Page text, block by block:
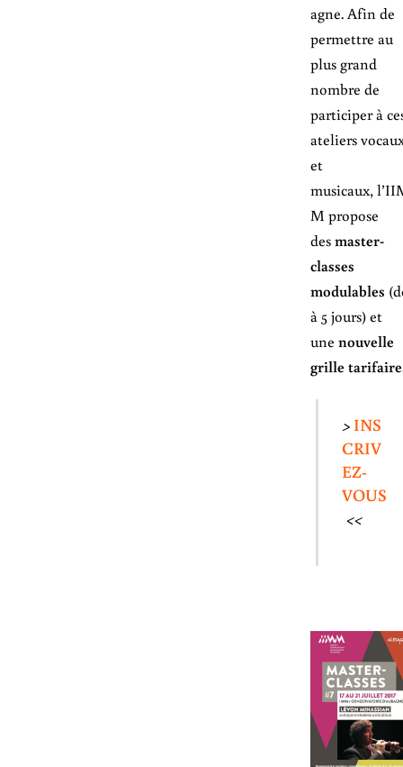
agne. Afin de
permettre au
plus grand
nombre de
participer à
ateliers
et
musicaux,
M propose
desmaster-
classes
modulables
à 5 jours) et
une nouvelle
grille tarifaire
> INS
CRIV
EZ-
VOUS
<<